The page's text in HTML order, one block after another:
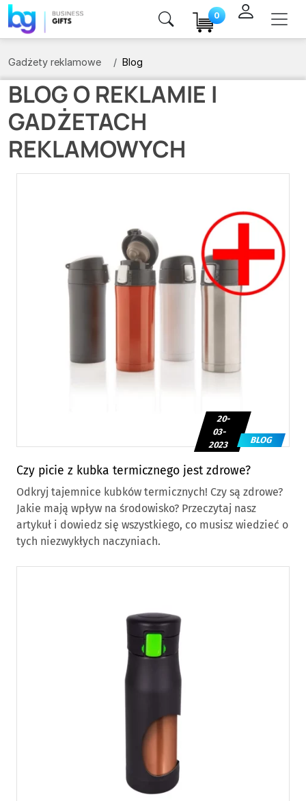
0
Gadżety reklamowe Blog
BLOG O REKLAMIE I
GADŻETACH
REKLAMOWYCH
Czy picie z kubka termicznego jest zdrowe?
20-
03-
2023
BLOG
Odkryj tajemnice kubków termicznych! Czy są zdrowe?
Jakie mają wpływ na środowisko? Przeczytaj nasz
artykuł i dowiedz się wszystkiego, co musisz wiedzieć o
tych niezwykłych naczyniach.